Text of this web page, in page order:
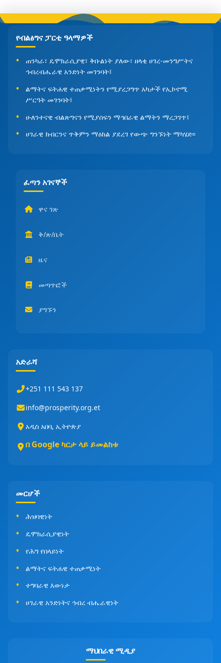
የብልፅግና ፓርቲ ዓላማዎች
ጠንካራ፣ ዴሞክራሲያዊ፣ ቅቡልነት ያለው፣ ዘላቂ ሀገረ-መንግሥትና
ኅብረብሔራዊ አንድነት መገንባት፤
ልማትና ፍትሐዊ ተጠቃሚነትን የሚያረጋግጥ አካታች የኢኮኖሚ
ሥርዓት መገንባት፤
ሁለንተናዊ ብልጽግናን የሚያሰፍን ማኅበራዊ ልማትን ማረጋገጥ፤
ሀገራዊ ክብርንና ጥቅምን ማዕከል ያደረገ የውጭ ግንኙነት ማካሄድ፡፡
ፈጣን አገናኞች
ዋና ገጽ
ቅ/ጽ/ቤት
ዜና
መጣጥፎች
ያግኙን
አድራሻ
+251 111 543 137
info@prosperity.org.et
አዲስ አበባ, ኢትዮጵያ
በ Google ካርታ ላይ ይመልከቱ
መርሆች
ሕዝባዊነት
ዴሞክራሲያዊነት
የሕግ የበላይነት
ልማትና ፍትሐዊ ተጠቃሚነት
ተግባራዊ እውነታ
ሀገራዊ አንድነትና ኅብረ ብሔራዊነት
ማህበራዊ ሚዲያ